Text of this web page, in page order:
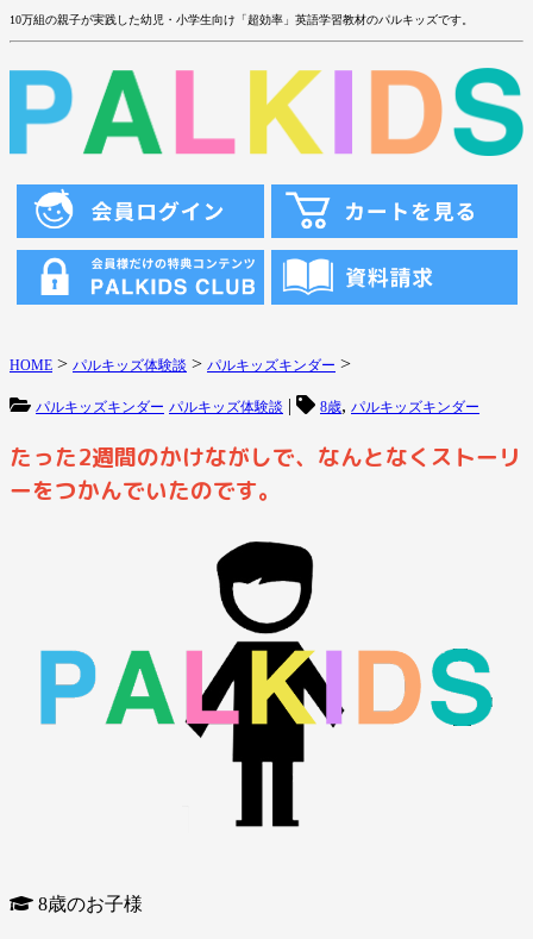
10万組の親子が実践した幼児・小学生向け「超効率」英語学習教材のパルキッズです。
HOME > パルキッズ体験談 > パルキッズキンダー >
パルキッズキンダー パルキッズ体験談 | 8歳, パルキッズキンダー
たった2週間のかけながしで、なんとなくストーリ
ーをつかんでいたのです。
8歳のお子様